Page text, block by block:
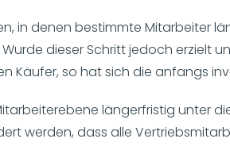
in denen bestimmte Mitarbeiter
dieser Schritt jedoch erzielt
Käufer, so hat sich die anfangs
längerfristig unter
werden, dass alle